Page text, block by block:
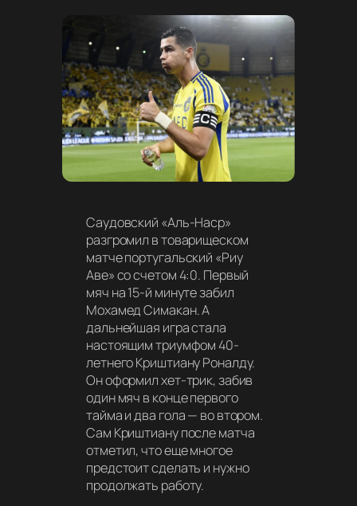
Саудовский «Аль-Наср»
разгромил в товарищеском
матче португальский «Риу
Аве» со счетом 4:0. Первый
мяч на 15-й минуте забил
Мохамед Симакан. А
дальнейшая игра стала
настоящим триумфом 40-
летнего Криштиану Роналду.
Он оформил хет-трик, забив
один мяч в конце первого
тайма и два гола — во втором.
Сам Криштиану после матча
отметил, что еще многое
предстоит сделать и нужно
продолжать работу.